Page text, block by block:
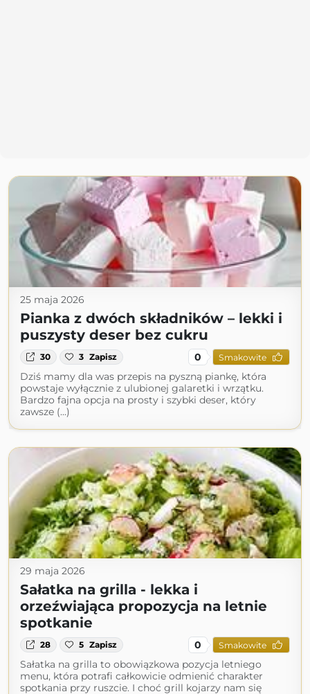
25 maja 2026
Pianka z dwóch składników – lekki i
puszysty deser bez cukru
30 3 Zapisz 0 Smakowite
Dziś mamy dla was przepis na pyszną piankę, która
powstaje wyłącznie z ulubionej galaretki i wrzątku.
Bardzo fajna opcja na prosty i szybki deser, który
zawsze (...)
29 maja 2026
Sałatka na grilla - lekka i
orzeźwiająca propozycja na letnie
spotkanie
28 5 Zapisz 0 Smakowite
Sałatka na grilla to obowiązkowa pozycja letniego
menu, która potrafi całkowicie odmienić charakter
spotkania przy ruszcie. I choć grill kojarzy nam się